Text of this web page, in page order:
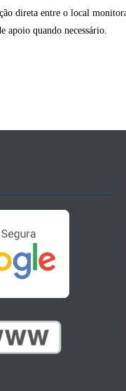
direta entre o local
apoio quando necessário.